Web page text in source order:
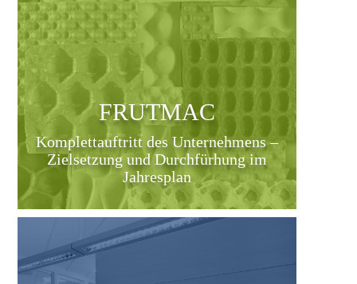
FRUTMAC
Komplettauftritt des Unternehmens –
Zielsetzung und Durchfürhung im
Jahresplan